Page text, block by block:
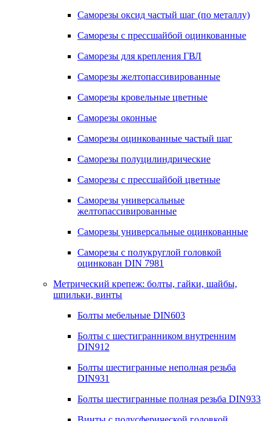
Саморезы оксид частый шаг (по металлу)
Саморезы с прессшайбой оцинкованные
Саморезы для крепления ГВЛ
Саморезы желтопассивированные
Саморезы кровельные цветные
Саморезы оконные
Саморезы оцинкованные частый шаг
Саморезы полуцилиндрические
Саморезы с прессшайбой цветные
Саморезы универсальные
желтопассивированные
Саморезы универсальные оцинкованные
Саморезы с полукруглой головкой
оцинкован DIN 7981
Метрический крепеж: болты, гайки, шайбы,
шпильки, винты
Болты мебельные DIN603
Болты с шестигранником внутренним
DIN912
Болты шестигранные неполная резьба
DIN931
Болты шестигранные полная резьба DIN933